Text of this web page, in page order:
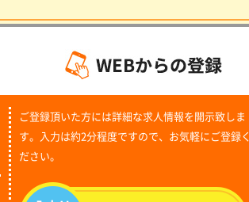
ご登録頂いた方には詳細な求人情報を開示致しま
す。入力は約2分程度ですので、お気軽にご登録く
ださい。